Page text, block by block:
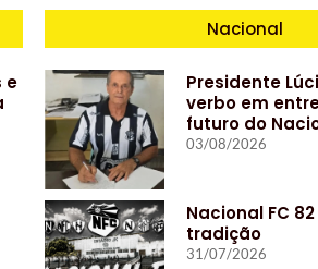
e
Nacional
Presidente
verbo em
futuro do
03/08/2026
Nacional FC
tradição
31/07/2026